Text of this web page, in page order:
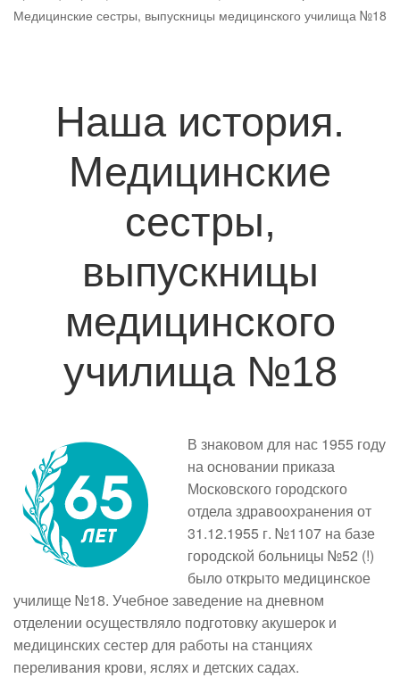
Медицинские сестры, выпускницы медицинского училища №18
Наша история.
Медицинские
сестры,
выпускницы
медицинского
училища №18
В знаковом для нас 1955 году
на основании приказа
Московского городского
отдела здравоохранения от
31.12.1955 г. №1107 на базе
городской больницы №52 (!)
было открыто медицинское
училище №18. Учебное заведение на дневном
отделении осуществляло подготовку акушерок и
медицинских сестер для работы на станциях
переливания крови, яслях и детских садах.